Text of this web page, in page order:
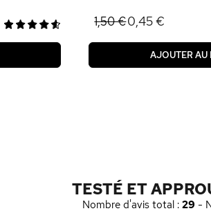
1,50 €0,45 €
AJOUTER AU
TESTÉ ET
Nombre d'avis total : 29 -